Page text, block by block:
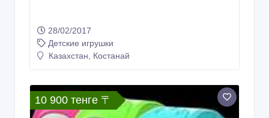
28/02/2017
Детские игрушки
Казахстан, Костанай
10 900 тенге 〒